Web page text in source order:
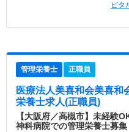
ピタ
管理栄養士 正職員
医療法人美喜和会美喜和
栄養士求人(正職員)
【大阪府／高槻市】未経験
神科病院での管理栄養士募集